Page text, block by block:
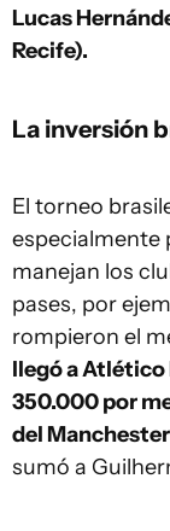
Lucas
Recife).
La inversión
El torneo
especialmente
manejan los
pases, por
rompieron el
llegó a Atlético
350.000 por
del
sumó a